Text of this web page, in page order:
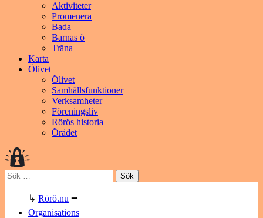
Aktiviteter
Promenera
Bada
Barnas ö
Träna
Karta
Ölivet
Ölivet
Samhällsfunktioner
Verksamheter
Föreningsliv
Rörös historia
Örådet
Sök
efter:
↳ Rörö.nu ⭢
Organisations